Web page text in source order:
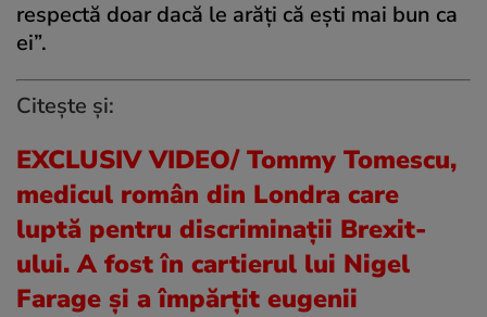
respectă doar dacă le arăți că ești mai bun ca
ei”.
Citește și:
EXCLUSIV VIDEO/ Tommy Tomescu,
medicul român din Londra care
luptă pentru discriminații Brexit-
ului. A fost în cartierul lui Nigel
Farage și a împărțit eugenii